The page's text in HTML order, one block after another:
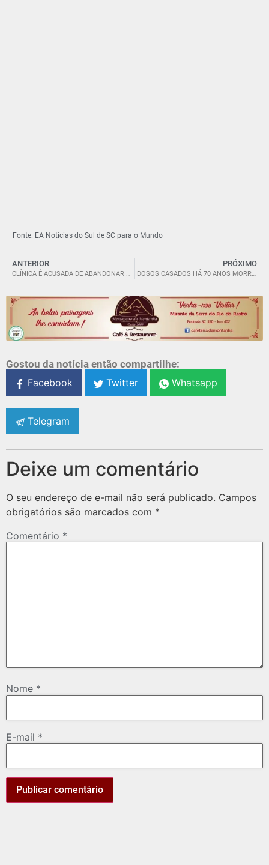
Fonte: EA Notícias do Sul de SC para o Mundo
ANTERIOR
CLÍNICA É ACUSADA DE ABANDONAR TRATAMENTO E DEIXAR PACIENTES BANGUELAS
PRÓXIMO
IDOSOS CASADOS HÁ 70 ANOS MORREM COM INTERVALO DE HORAS
Gostou da notícia então compartilhe:
Facebook
Twitter Whatsapp
Telegram
Deixe um comentário
O seu endereço de e-mail não será publicado. Campos
obrigatórios são marcados com *
Comentário *
Nome *
E-mail *